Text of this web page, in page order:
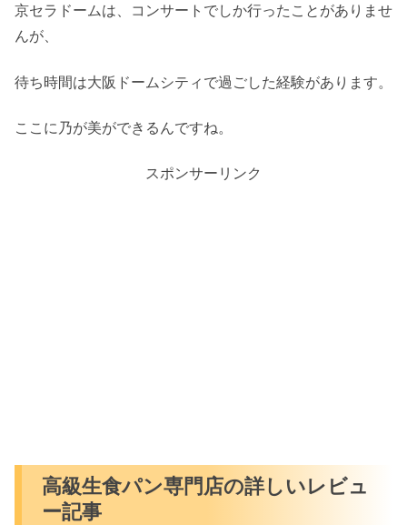
京セラドームは、コンサートでしか行ったことがありませ
んが、
待ち時間は大阪ドームシティで過ごした経験があります。
ここに乃が美ができるんですね。
スポンサーリンク
高級生食パン専門店の詳しいレビュ
ー記事